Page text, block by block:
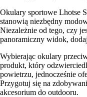
Okulary sportowe Lhotse
stanowią niezbędny
Niezależnie od tego, czy
panoramiczny widok,
Wybierając okulary
produkt, który
powietrzu, jednocześnie
Przygotuj się na
akcesorium do outdooru.